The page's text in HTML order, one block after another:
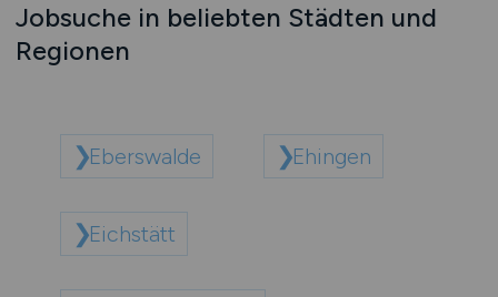
Jobsuche in beliebten Städten und
Regionen
Eberswalde Ehingen
Eichstätt